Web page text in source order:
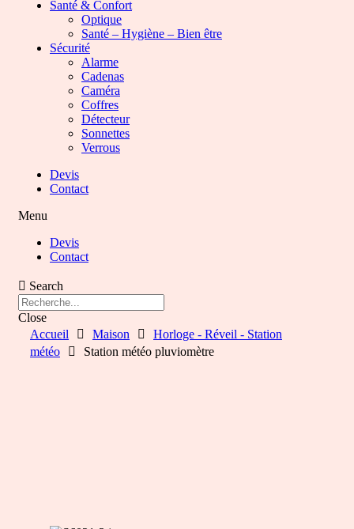
Santé & Confort
Optique
Santé – Hygiène – Bien être
Sécurité
Alarme
Cadenas
Caméra
Coffres
Détecteur
Sonnettes
Verrous
Devis
Contact
Menu
Devis
Contact
Search
Close
Accueil
Maison
Horloge - Réveil - Station
météo
Station météo pluviomètre